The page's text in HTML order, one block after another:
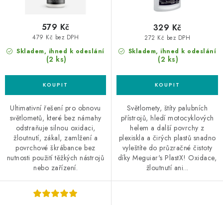
Skladem, ihned k odeslání
(2 ks)
479 Kč bez DPH
579 Kč
Ultimativní řešení pro obnovu
světlometů, které bez námahy
odstraňuje silnou oxidaci,
žloutnutí, zákal, zamlžení a
povrchové škrábance bez
nutnosti použití těžkých nástrojů
nebo zařízení.
Skladem, ihned k odeslání
(2 ks)
272 Kč bez DPH
329 Kč
Světlomety, štíty palubních
přístrojů, hledí motocyklových
helem a další povrchy z
plexiskla a čirých plastů snadno
vyleštíte do průzračné čistoty
díky Meguiar's PlastX! Oxidace,
žloutnutí ani...